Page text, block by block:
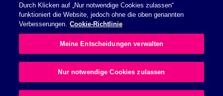
Datenschutzerklärung
Impressum
Durch Klicken auf „Nur notwendige Cookies zulassen“
funktioniert die Website, jedoch ohne die oben genannten
Verbesserungen. Cookie-Richtlinie
Meine Entscheidungen verwalten
Nur notwendige Cookies zulassen